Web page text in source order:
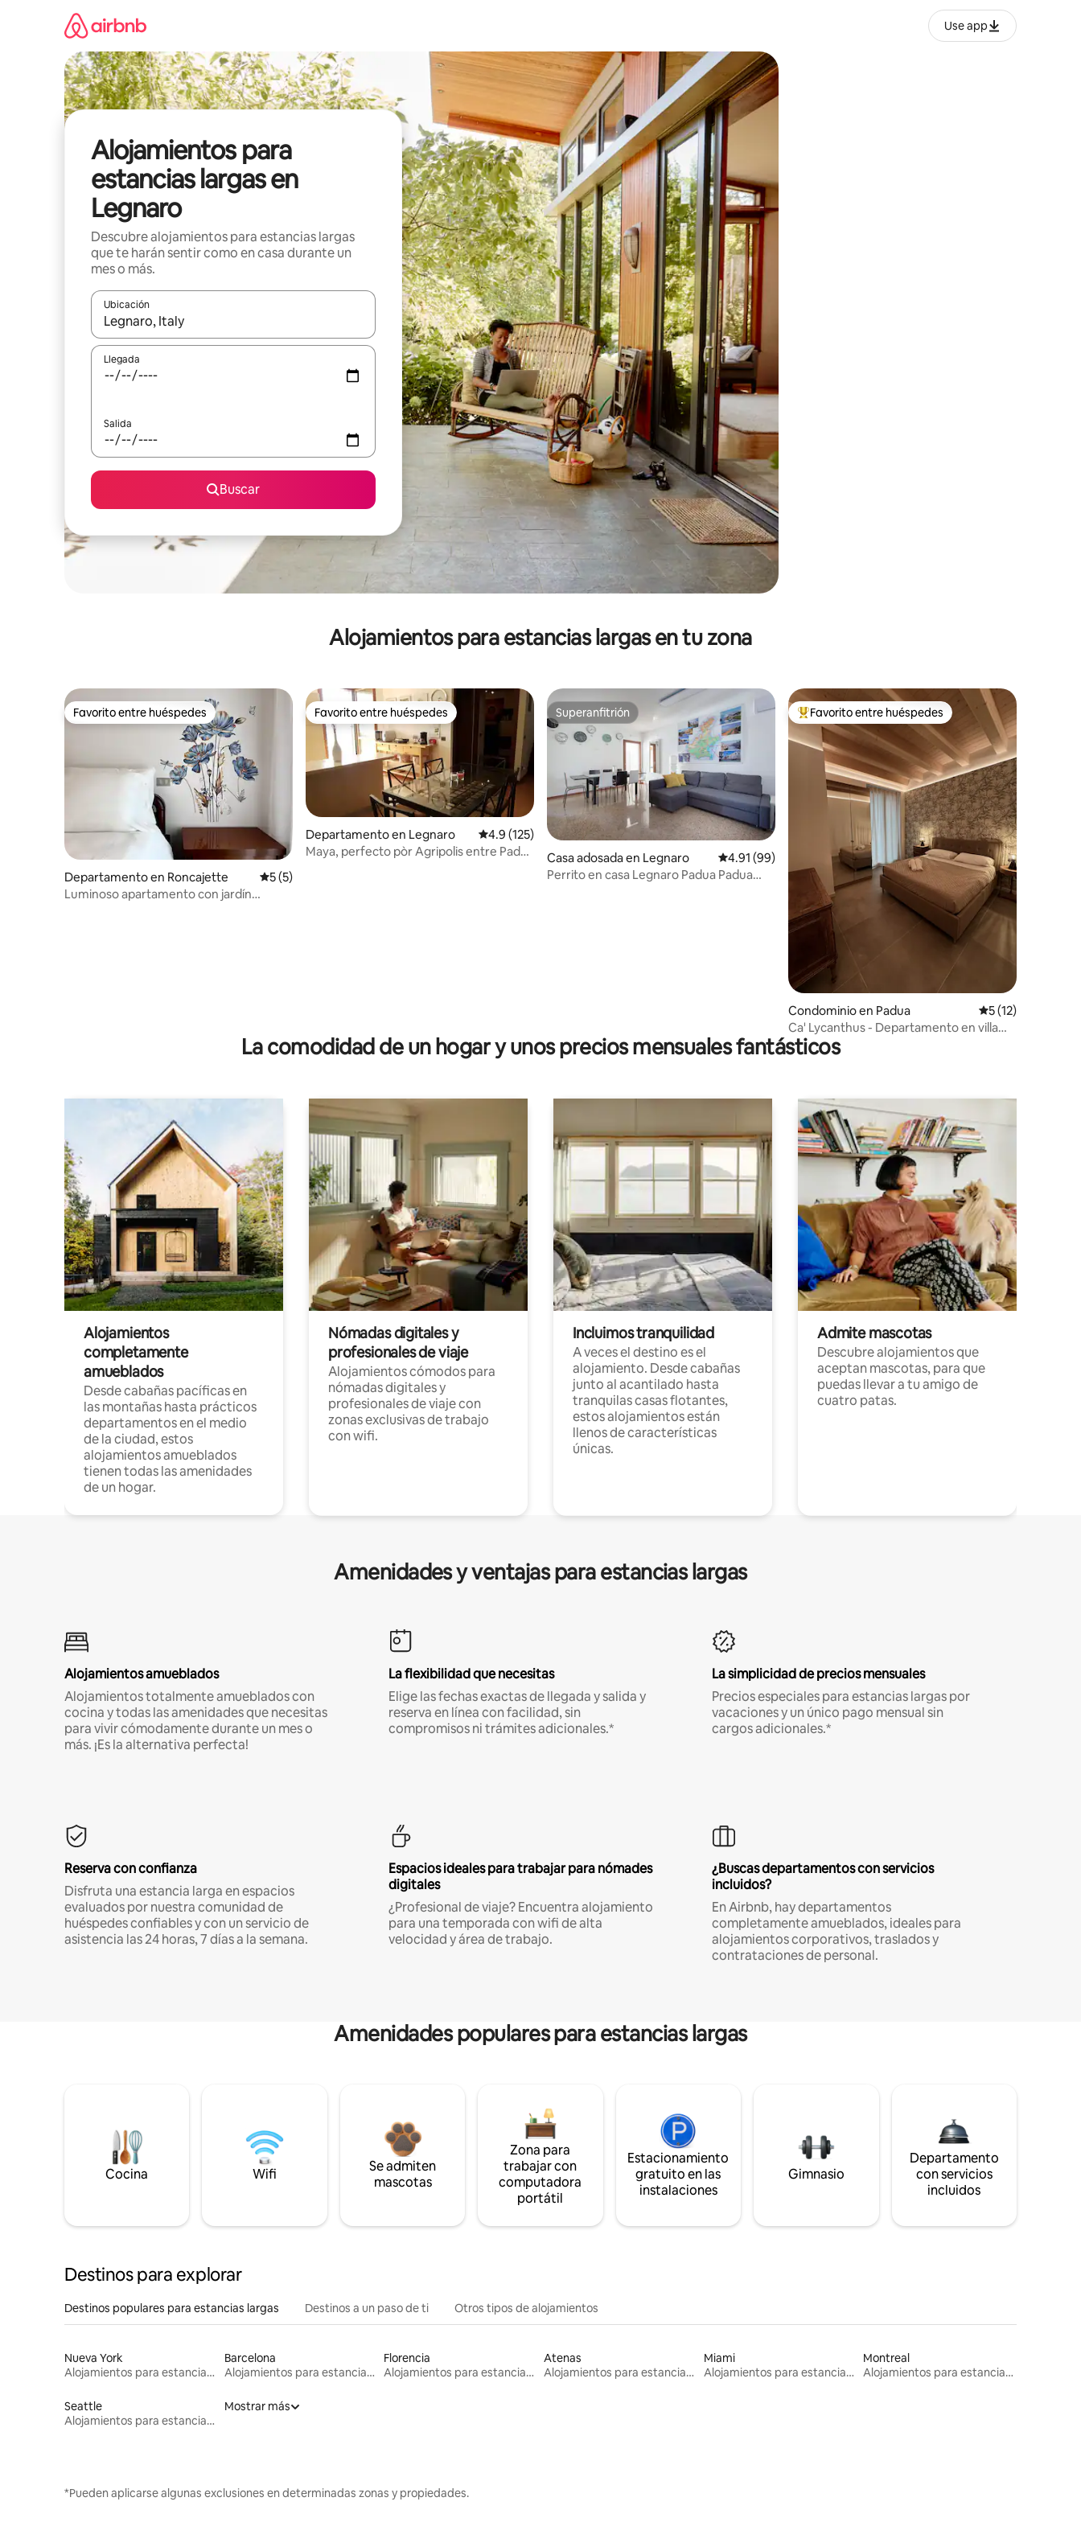
Use app
Alojamientos para
estancias largas en
Legnaro
Descubre alojamientos para estancias largas
que te harán sentir como en casa durante un
mes o más.
Ubicación
Cuando los resultados estén disponibles, podrás navegar usando las teclas de las flechas hacia arriba y hacia abajo, o bien tocando y deslizando la pantalla.
Llegada
Salida
Buscar
Alojamientos para estancias largas en tu zona
Favorito entre huéspedes
Favorito entre huéspedes
Departamento en Roncajette Calificación promedio: 5 de 5; 5 evaluaciones
5 (5)
Luminoso apartamento con jardín
Favorito entre huéspedes
Favorito entre huéspedes
Departamento en Legnaro Calificación promedio: 4.9 de 5; 125 evaluaciones
4.9 (125)
Maya, perfecto pòr Agripolis entre Padua
Superanfitrión
Superanfitrión
Casa adosada en Legnaro Calificación promedio: 4.91 de 5; 99 evaluaciones
4.91 (99)
Perrito en casa Legnaro Padua Padua
De los mejores en Favorito entre huéspedes
Favorito entre huéspedes
Condominio en Padua Calificación
5 (12)
Ca' Lycanthus - Departamento en villa
privada
La comodidad de un hogar y unos precios mensuales fantásticos
Alojamientos
completamente
amueblados
Desde cabañas pacíficas en
las montañas hasta prácticos
departamentos en el medio
de la ciudad, estos
alojamientos amueblados
tienen todas las amenidades
de un hogar.
Nómadas digitales y
profesionales de viaje
Alojamientos cómodos para
nómadas digitales y
profesionales de viaje con
zonas exclusivas de trabajo
con wifi.
Incluimos tranquilidad
A veces el destino es el
alojamiento. Desde cabañas
junto al acantilado hasta
tranquilas casas flotantes,
estos alojamientos están
llenos de características
únicas.
Admite mascotas
Descubre alojamientos que
aceptan mascotas, para que
puedas llevar a tu amigo de
cuatro patas.
Amenidades y ventajas para estancias largas
Alojamientos amueblados
Alojamientos totalmente amueblados con
cocina y todas las amenidades que necesitas
para vivir cómodamente durante un mes o
más. ¡Es la alternativa perfecta!
La flexibilidad que necesitas
Elige las fechas exactas de llegada y salida y
reserva en línea con facilidad, sin
compromisos ni trámites adicionales.*
La simplicidad de precios mensuales
Precios especiales para estancias largas por
vacaciones y un único pago mensual sin
cargos adicionales.*
Reserva con confianza
Disfruta una estancia larga en espacios
evaluados por nuestra comunidad de
huéspedes confiables y con un servicio de
asistencia las 24 horas, 7 días a la semana.
Espacios ideales para trabajar para nómades
digitales
¿Profesional de viaje? Encuentra alojamiento
para una temporada con wifi de alta
velocidad y área de trabajo.
¿Buscas departamentos con servicios
incluidos?
En Airbnb, hay departamentos
completamente amueblados, ideales para
alojamientos corporativos, traslados y
contrataciones de personal.
Amenidades populares para estancias largas
Cocina Wifi
Se admiten
mascotas
Zona para
trabajar con
computadora
portátil
Estacionamiento
gratuito en las
instalaciones
Gimnasio
Departamento
con servicios
incluidos
Destinos para explorar
Destinos populares para estancias largas Destinos a un paso de ti Otros tipos de alojamientos
Nueva York
Alojamientos para estancias largas
Barcelona
Alojamientos para estancias largas
Florencia
Alojamientos para estancias largas
Atenas
Alojamientos para estancias largas
Miami
Alojamientos para estancias largas
Montreal
Alojamientos para estancias largas
Seattle
Alojamientos para estancias largas
Mostrar más
*Pueden aplicarse algunas exclusiones en determinadas zonas y propiedades.